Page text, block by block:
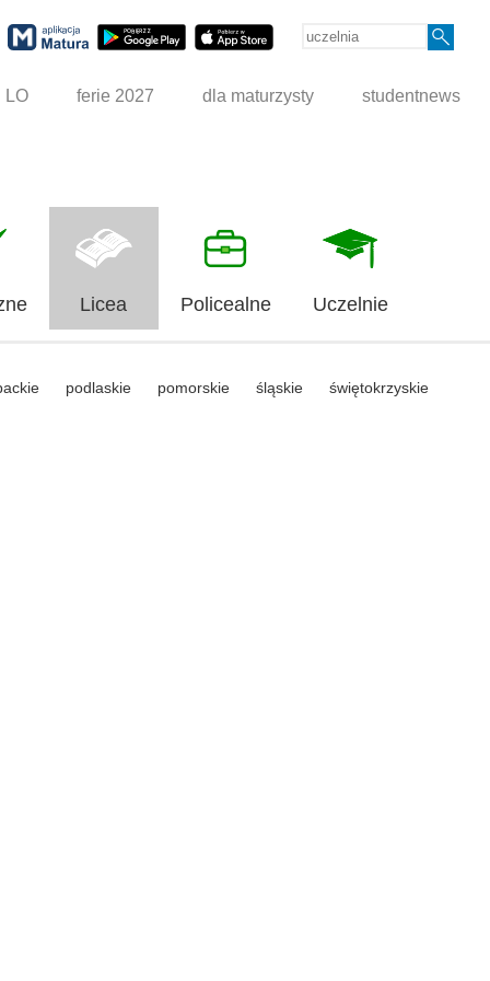
LO ferie 2027 dla maturzysty studentnews
Licea Policealne Uczelnie
podlaskie pomorskie śląskie świętokrzyskie